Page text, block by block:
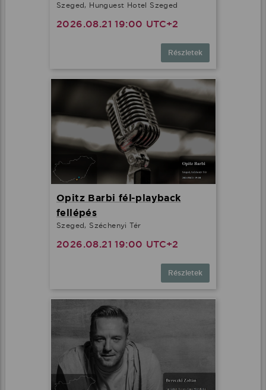
Szeged, Hunguest Hotel Szeged
2026.08.21 19:00 UTC+2
Részletek
Opitz Barbi fél-playback
fellépés
Szeged, Széchenyi Tér
2026.08.21 19:00 UTC+2
Részletek